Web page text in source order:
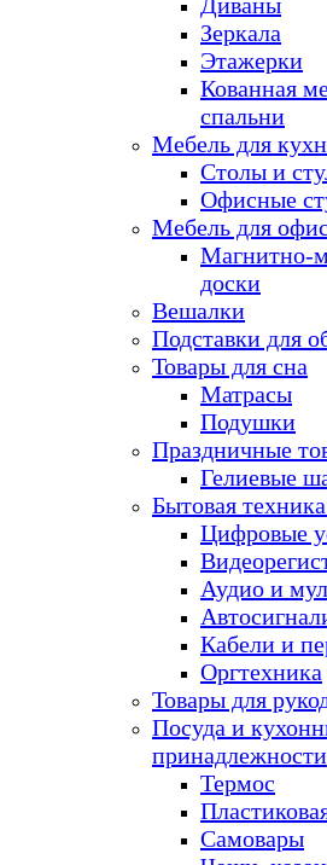
Зеркала
Этажерки
Кованная
спальни
Мебель для
Столы и
Офисные
Мебель для
Магнитно-
доски
Вешалки
Подставки для
Товары для сна
Матрасы
Подушки
Праздничные
Гелиевые
Бытовая
Цифровые
Аудио и
Кабели и
Оргтехника
Товары для
Посуда и
принадлежности
Термос
Самовары